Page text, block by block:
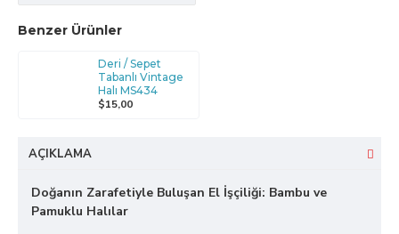
Benzer Ürünler
Deri / Sepet
Tabanlı Vintage
Halı MS434
$15,00
AÇIKLAMA
Doğanın Zarafetiyle Buluşan El İşçiliği: Bambu ve
Pamuklu Halılar